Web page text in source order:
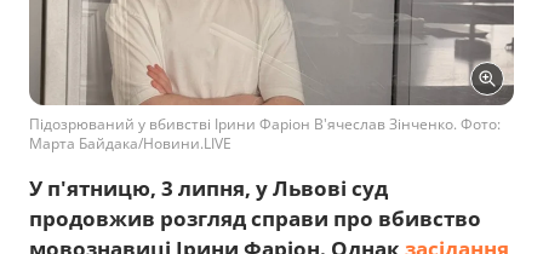
Підозрюваний у вбивстві Ірини Фаріон В'ячеслав Зінченко. Фото:
Марта Байдака/Новини.LIVE
У п'ятницю, 3 липня, у Львові суд
продовжив розгляд справи про вбивство